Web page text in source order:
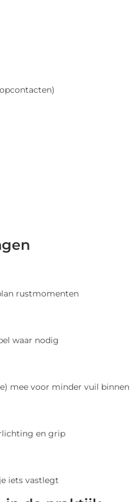
rustmomenten
waar nodig
mee voor minder vuil binnen
en grip
iets vastlegt